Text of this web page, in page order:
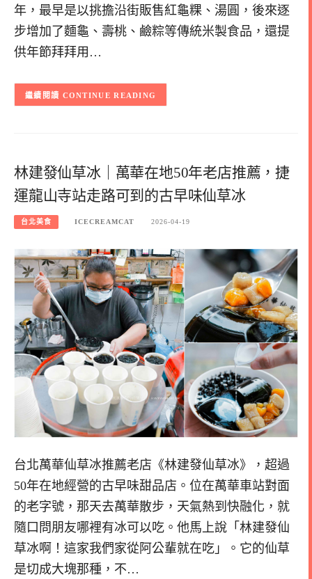
年，最早是以挑擔沿街販售紅龜粿、湯圓，後來逐
步增加了麵龜、壽桃、鹼粽等傳統米製食品，還提
供年節拜拜用…
CONTINUE READING
林建發仙草冰｜萬華在地50年老店推薦，捷
運龍山寺站走路可到的古早味仙草冰
台北美食 ICECREAMCAT 2026-04-19
台北萬華仙草冰推薦老店《林建發仙草冰》，超過
50年在地經營的古早味甜品店。位在萬華車站對面
的老字號，那天去萬華散步，天氣熱到快融化，就
隨口問朋友哪裡有冰可以吃。他馬上說「林建發仙
草冰啊！這家我們家從阿公輩就在吃」。它的仙草
是切成大塊那種，不…